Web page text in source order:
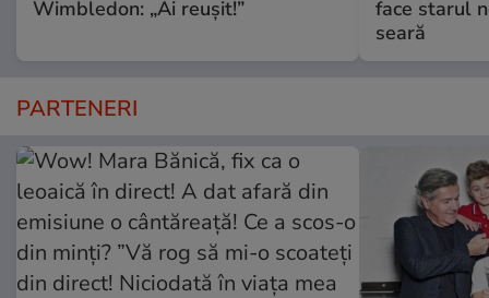
Wimbledon: „Ai reușit!”
face starul
seară
PARTENERI